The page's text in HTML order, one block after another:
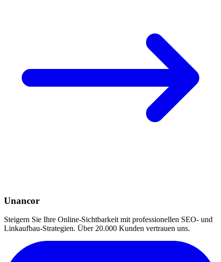
Unancor
Steigern Sie Ihre Online-Sichtbarkeit mit professionellen SEO- und
Linkaufbau-Strategien. Über 20.000 Kunden vertrauen uns.